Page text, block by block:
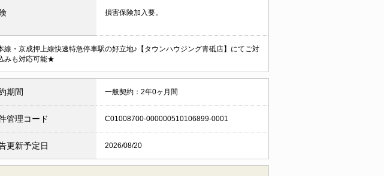
損害保険加入要。
・京成押上線快速特急停車駅の好立地♪【タウンハウジング青砥店】にてご対
みも対応可能★
期間 一般契約：2年0ヶ月間
管理コード C01008700-000000510106899-0001
更新予定日 2026/08/20